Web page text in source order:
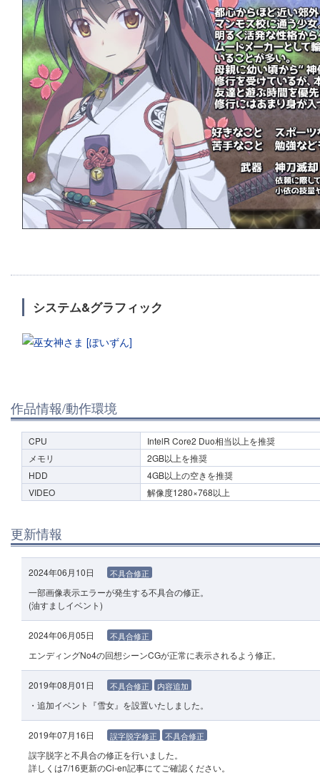
システム&グラフィック
作品情報/動作環境
CPU
IntelR Core2 Duo相当以上を推奨
メモリ
2GB以上を推奨
HDD
4GB以上の空きを推奨
VIDEO
解像度1280×768以上
更新情報
2024年06月10日 不具合修正
一部画像表示エラーが発生する不具合の修正。
(油すましイベント)
2024年06月05日 不具合修正
エンディングNo4の回想シーンCGが正常に表示されるよう修正。
2019年08月01日 不具合修正 内容追加
・追加イベント『雪女』を設置いたしました。
2019年07月16日 誤字脱字修正 不具合修正
誤字脱字と不具合の修正を行いました。
詳しくは7/16更新のCi-en記事にてご確認ください。